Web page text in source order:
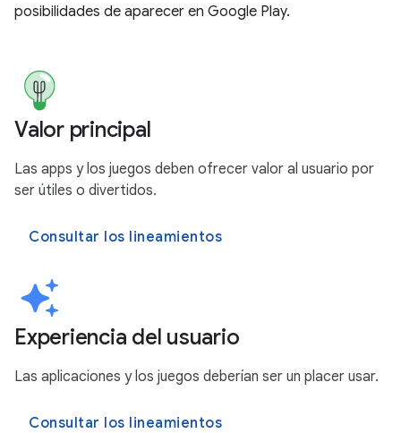
posibilidades de aparecer en Google Play.
Valor principal
Las apps y los juegos deben ofrecer valor al usuario por
ser útiles o divertidos.
Consultar los lineamientos
Experiencia del usuario
Las aplicaciones y los juegos deberían ser un placer usar.
Consultar los lineamientos